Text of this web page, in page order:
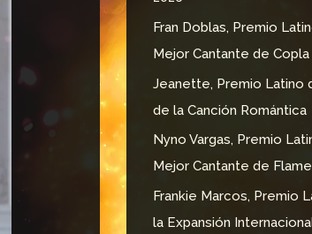
r
:
Fran Doblas, Premio
Mejor Cantante de Copla
Jeanette, Premio Latino
de la Canción Romántica
Nyno Vargas, Premio
Mejor Cantante de
Frankie Marcos, Premio
la Expansión